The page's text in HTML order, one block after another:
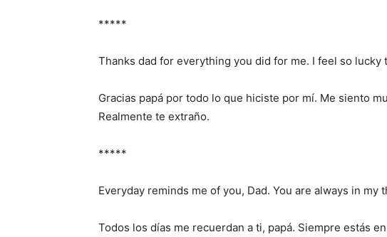
*****
Thanks dad for everything you did for me. I feel so lucky
Gracias papá por todo lo que hiciste por mí. Me siento
Realmente te extraño.
*****
Everyday reminds me of you, Dad. You are always in my
Todos los días me recuerdan a ti, papá. Siempre estás